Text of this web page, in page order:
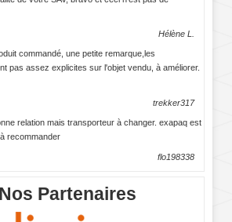
Hélène L.
commandé, une petite remarque,les
pas assez explicites sur l'objet vendu, à améliorer.
trekker317
relation mais transporteur à changer. exapaq est
recommander
flo198338
Nos Partenaires